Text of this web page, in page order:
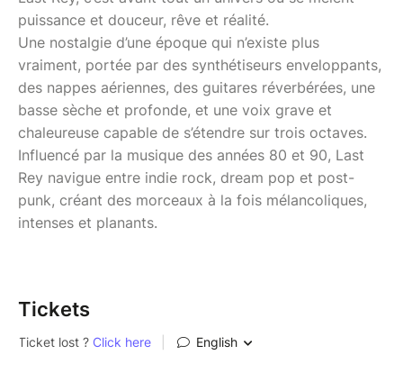
puissance et douceur, rêve et réalité.
Une nostalgie d’une époque qui n’existe plus
vraiment, portée par des synthétiseurs enveloppants,
des nappes aériennes, des guitares réverbérées, une
basse sèche et profonde, et une voix grave et
chaleureuse capable de s’étendre sur trois octaves.
Influencé par la musique des années 80 et 90, Last
Rey navigue entre indie rock, dream pop et post-
punk, créant des morceaux à la fois mélancoliques,
intenses et planants.
Tickets